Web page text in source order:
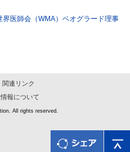
医師会（WMA）ベオグラード理事
関連リンク
報について
All rights reserved.